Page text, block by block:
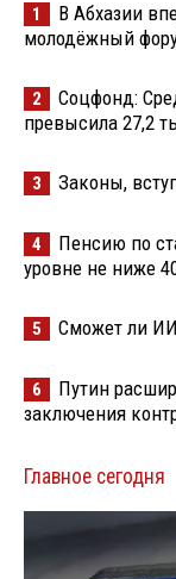
1
В Абхазии
молодёжный
2
Соцфонд:
превысила 27,2
3 Законы,
4
Пенсию по
уровне не ниже
5 Сможет ли
6
Путин
заключения
Главное сегодня